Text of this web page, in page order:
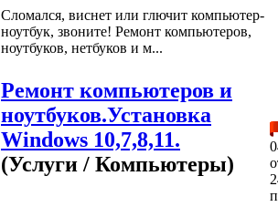
Сломался, виснет или глючит компьютер-
ноутбук, звоните! Ремонт компьютеров,
ноутбуков, нетбуков и м...
Ремонт компьютеров и
ноутбуков.Установка
Windows 10,7,8,11.
(Услуги / Компьютеры)